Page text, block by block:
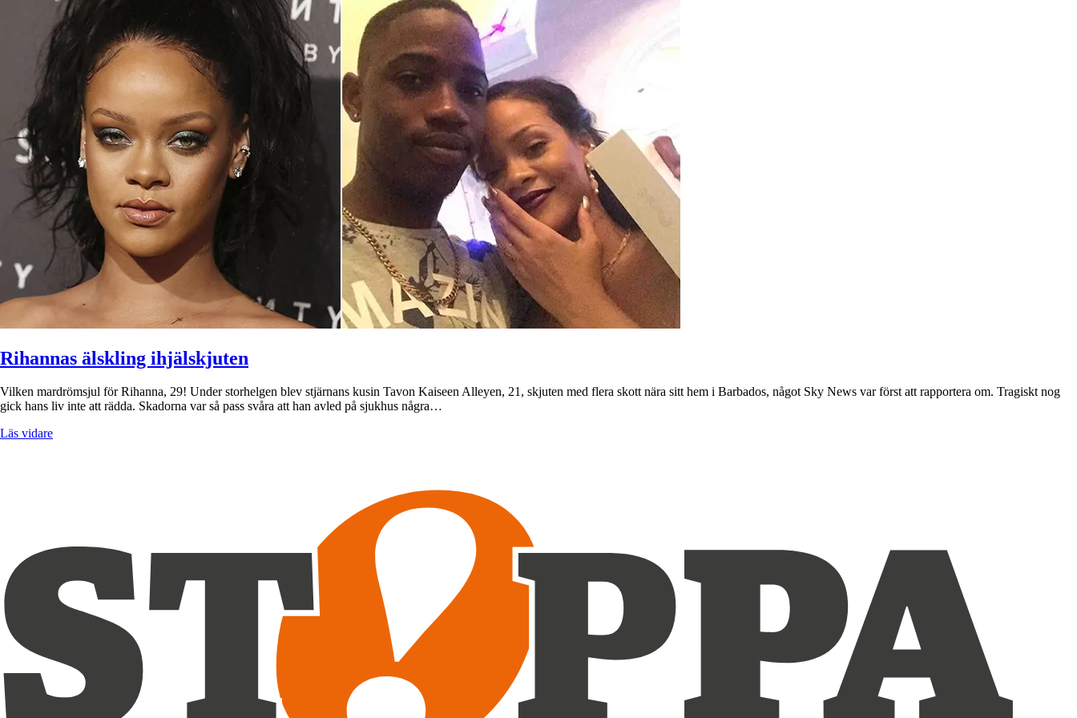
Rihannas älskling ihjälskjuten
Vilken mardrömsjul för Rihanna, 29! Under storhelgen blev stjärnans kusin Tavon Kaiseen Alleyen, 21, skjuten med flera skott nära sitt hem i Barbados, något Sky News var först att rapportera om. Tragiskt nog
gick hans liv inte att rädda. Skadorna var så pass svåra att han avled på sjukhus några…
Läs vidare